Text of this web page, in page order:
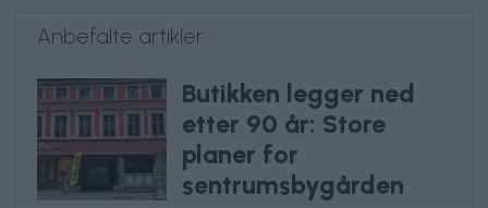
Anbefalte artikler
Butikken legger ned
etter 90 år: Store
planer for
sentrumsbygården